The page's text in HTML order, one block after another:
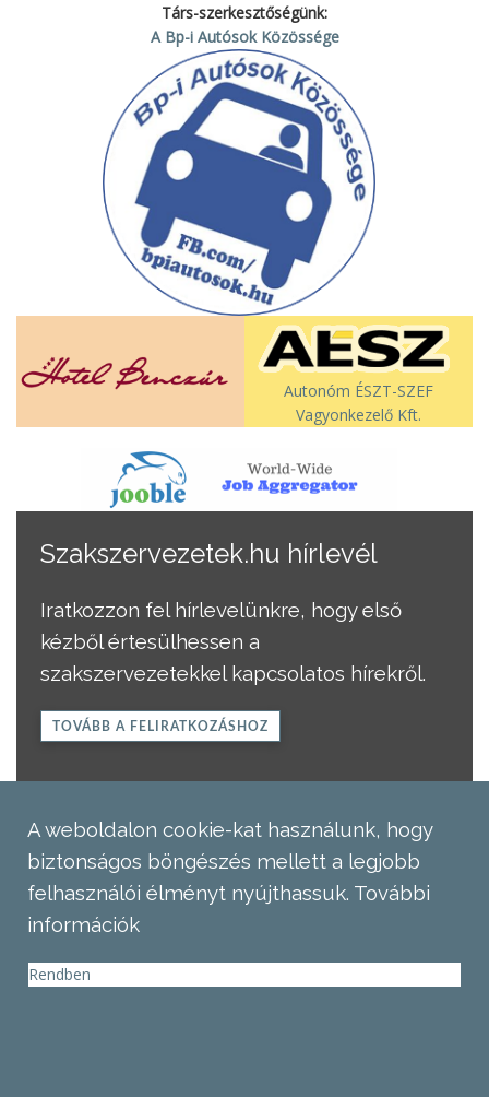
Társ-szerkesztőségünk:
A Bp-i Autósok Közössége
Autonóm ÉSZT-SZEF
Vagyonkezelő Kft.
Szakszervezetek.hu hírlevél
Iratkozzon fel hírlevelünkre, hogy első
kézből értesülhessen a
szakszervezetekkel kapcsolatos hírekről.
TOVÁBB A FELIRATKOZÁSHOZ
A weboldalon cookie-kat használunk, hogy
biztonságos böngészés mellett a legjobb
felhasználói élményt nyújthassuk. További
információk
Rendben